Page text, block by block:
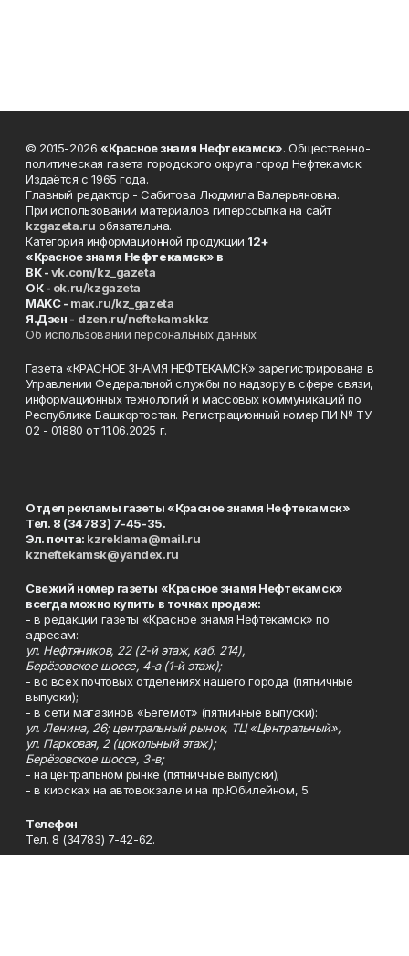
© 2015-2026 «Красное знамя Нефтекамск». Общественно-
политическая газета городского округа город Нефтекамск.
Издаётся с 1965 года.
Главный редактор - Сабитова Людмила Валерьяновна.
При использовании материалов гиперссылка на сайт
kzgazeta.ru обязательна.
Категория информационной продукции 12+
«Красное знамя Нефтекамск» в
ВК -vk.com/kz_gazeta
ОК - ok.ru/kzgazeta
MAKC - max.ru/kz_gazeta
Я.Дзен - dzen.ru/neftekamskkz
Об использовании персональных данных
Газета «КРАСНОЕ ЗНАМЯ НЕФТЕКАМСК» зарегистрирована в
Управлении Федеральной службы по надзору в сфере связи,
информационных технологий и массовых коммуникаций по
Республике Башкортостан. Регистрационный номер ПИ № ТУ
02 - 01880 от 11.06.2025 г.
Отдел рекламы газеты «Красное знамя Нефтекамск»
Тел. 8 (34783) 7-45-35.
Эл. почта: kzreklama@mail.ru
kzneftekamsk@yandex.ru
Свежий номер газеты «Красное знамя Нефтекамск»
всегда можно купить в точках продаж:
- в редакции газеты «Красное знамя Нефтекамск» по
адресам:
ул. Нефтяников, 22 (2-й этаж, каб. 214),
Берёзовское шоссе, 4-а (1-й этаж);
- во всех почтовых отделениях нашего города (пятничные
выпуски);
- в сети магазинов «Бегемот» (пятничные выпуски):
ул. Ленина, 26; центральный рынок, ТЦ «Центральный»,
ул. Парковая, 2 (цокольный этаж);
Берёзовское шоссе, 3-в;
- на центральном рынке (пятничные выпуски);
- в киосках на автовокзале и на пр.Юбилейном, 5.
Телефон
Тел. 8 (34783) 7-42-62.